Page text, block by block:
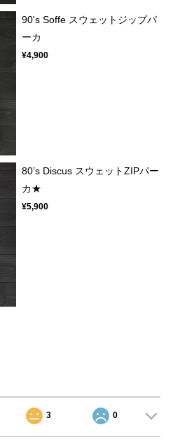
90's Soffe スウェットジップパ
ーカ
¥4,900
80’s Discus スウェットZIPパー
カ★
¥5,900
3 0